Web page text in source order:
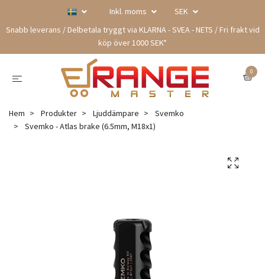
Inkl. moms
SEK
Snabb leverans / Delbetala tryggt via KLARNA - SVEA - NETS / Fri frakt vid
köp över 1000 SEK*
0
Hem Produkter Ljuddämpare
Svemko
Svemko - Atlas brake (6.5mm, M18x1)